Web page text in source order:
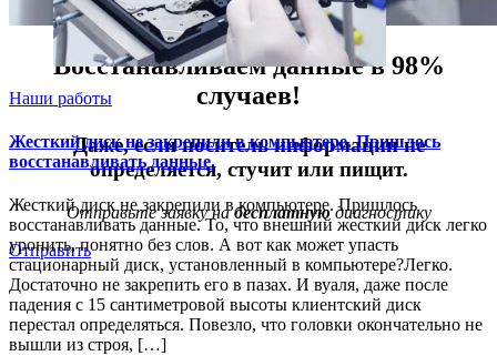
Восстанавливаем данные в 98%
случаев!
Даже, если носитель информации не
определяется, стучит или пищит.
Отправьте заявку набесплатнуюдиагностику
Отправить
Наши работы
Жесткий диск не закрепили в компьютере. Пришлось
восстанавливать данные.
Жесткий диск не закрепили в компьютере. Пришлось
восстанавливать данные. То, что внешний жесткий диск легко
уронить, понятно без слов. А вот как может упасть
стационарный диск, установленный в компьютере?Легко.
Достаточно не закрепить его в пазах. И вуаля, даже после
падения с 15 сантиметровой высоты клиентский диск
перестал определяться. Повезло, что головки окончательно не
вышли из строя, […]